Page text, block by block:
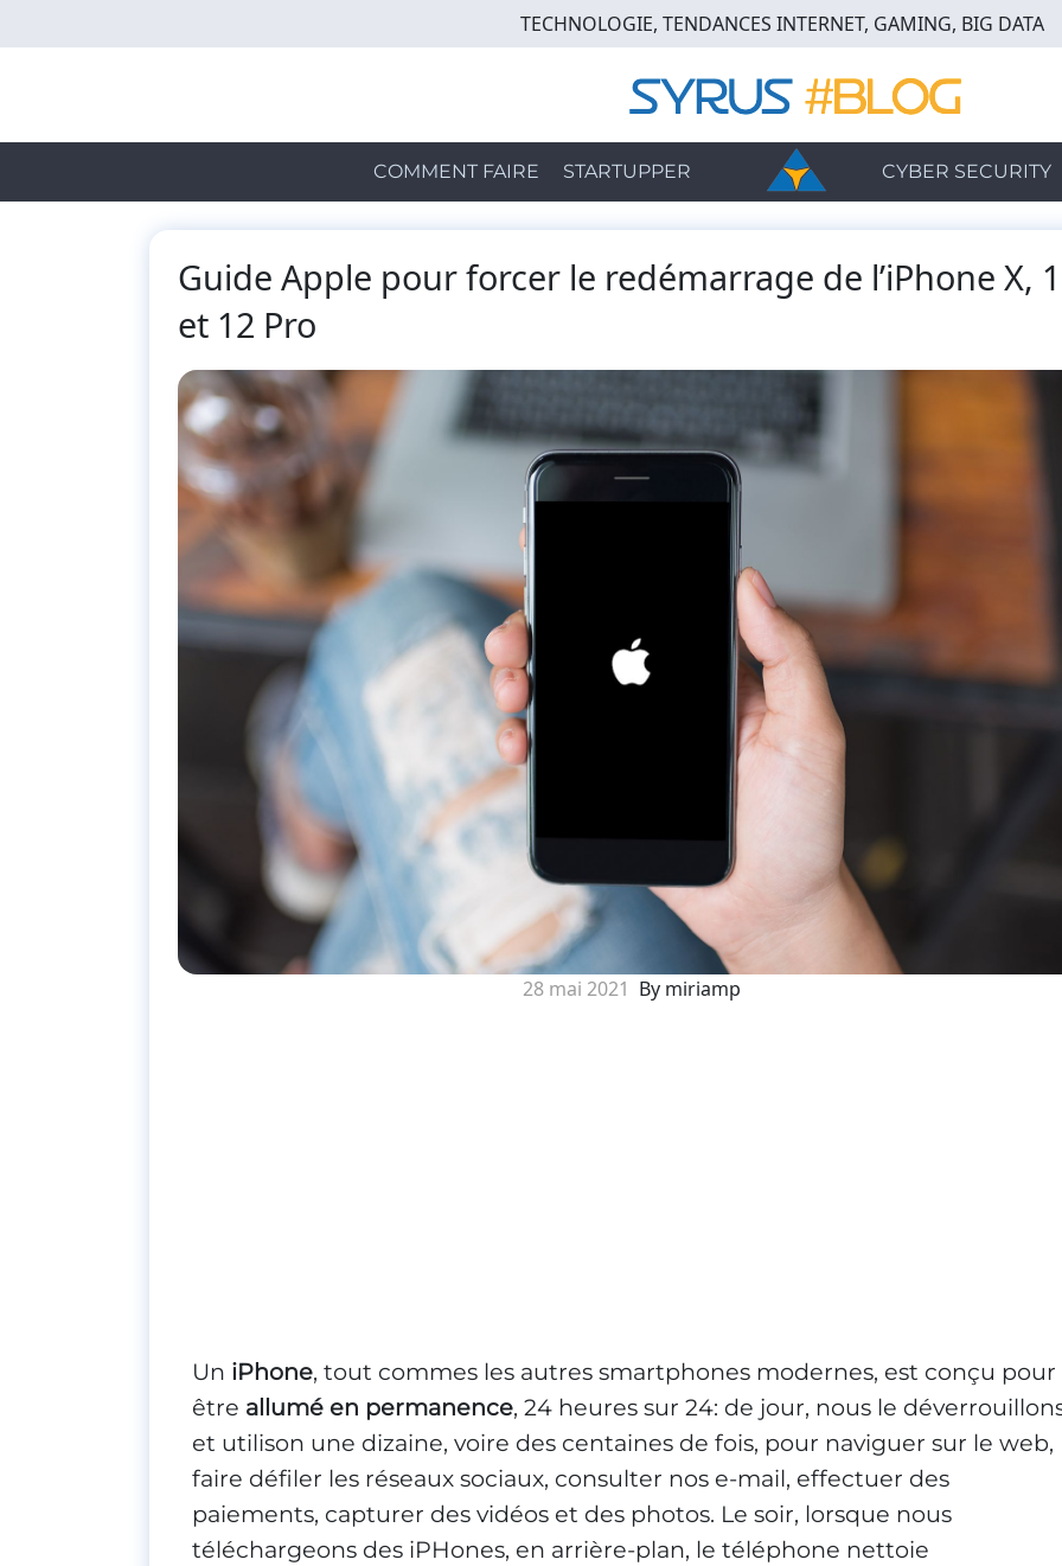
to
TECHNOLOGIE, TENDANCES INTERNET, GAMING, BIG DATA
COMMENT FAIRE STARTUPPER CYBER SECURITY
Guide Apple pour forcer le redémarrage de l’iPhone X,
et 12 Pro
28 mai 2021 By miriamp
Un iPhone, tout commes les autres smartphones modernes, est conçu pour
être allumé en permanence, 24 heures sur 24: de jour, nous le
et utilison une dizaine, voire des centaines de fois, pour naviguer sur le web,
faire défiler les réseaux sociaux, consulter nos e-mail, effectuer des
paiements, capturer des vidéos et des photos. Le soir, lorsque nous
téléchargeons des iPHones, en arrière-plan, le téléphone nettoie